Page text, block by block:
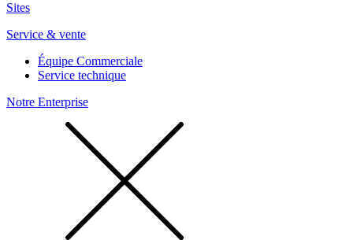
Sites
Service & vente
Équipe Commerciale
Service technique
Notre Enterprise